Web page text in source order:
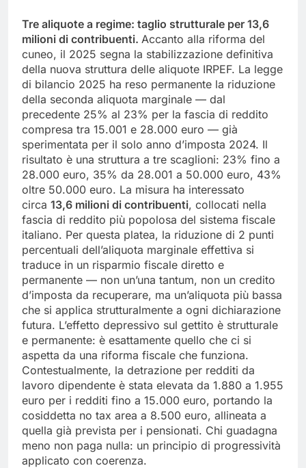
Tre aliquote a regime: taglio strutturale per 13,6
milioni di contribuenti. Accanto alla riforma del
cuneo, il 2025 segna la stabilizzazione definitiva
della nuova struttura delle aliquote IRPEF. La legge
di bilancio 2025 ha reso permanente la riduzione
della seconda aliquota marginale — dal
precedente 25% al 23% per la fascia di reddito
compresa tra 15.001 e 28.000 euro — già
sperimentata per il solo anno d’imposta 2024. Il
risultato è una struttura a tre scaglioni: 23% fino a
28.000 euro, 35% da 28.001 a 50.000 euro, 43%
oltre 50.000 euro. La misura ha interessato
circa 13,6 milioni di contribuenti, collocati nella
fascia di reddito più popolosa del sistema fiscale
italiano. Per questa platea, la riduzione di 2 punti
percentuali dell’aliquota marginale effettiva si
traduce in un risparmio fiscale diretto e
permanente — non un’una tantum, non un credito
d’imposta da recuperare, ma un’aliquota più bassa
che si applica strutturalmente a ogni dichiarazione
futura. L’effetto depressivo sul gettito è strutturale
e permanente: è esattamente quello che ci si
aspetta da una riforma fiscale che funziona.
Contestualmente, la detrazione per redditi da
lavoro dipendente è stata elevata da 1.880 a 1.955
euro per i redditi fino a 15.000 euro, portando la
cosiddetta no tax area a 8.500 euro, allineata a
quella già prevista per i pensionati. Chi guadagna
meno non paga nulla: un principio di progressività
applicato con coerenza.